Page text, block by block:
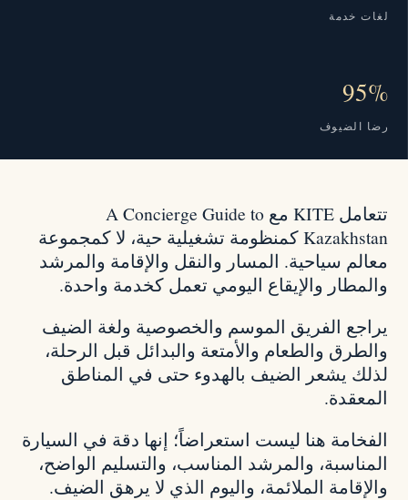
لغات خدمة
95%
رضا الضيوف
تتعامل KITE مع A Concierge Guide to
Kazakhstan كمنظومة تشغيلية حية، لا كمجموعة
معالم سياحية. المسار والنقل والإقامة والمرشد
والمطار والإيقاع اليومي تعمل كخدمة واحدة.
يراجع الفريق الموسم والخصوصية ولغة الضيف
والطرق والطعام والأمتعة والبدائل قبل الرحلة،
لذلك يشعر الضيف بالهدوء حتى في المناطق
المعقدة.
الفخامة هنا ليست استعراضاً؛ إنها دقة في السيارة
المناسبة، والمرشد المناسب، والتسليم الواضح،
والإقامة الملائمة، واليوم الذي لا يرهق الضيف.